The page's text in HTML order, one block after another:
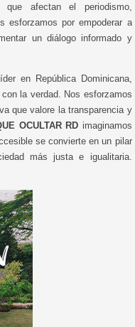
que afectan el periodismo,
esforzamos por empoderar a
un diálogo informado y
en República Dominicana,
la verdad. Nos esforzamos
que valore la transparencia y
OCULTAR RD imaginamos
se convierte en un pilar
más justa e igualitaria.